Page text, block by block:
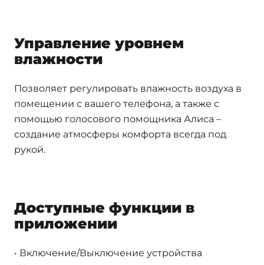
Управление уровнем
влажности
Позволяет регулировать влажность воздуха в
помещении с вашего телефона, а также с
помощью голосового помощника Алиса –
создание атмосферы комфорта всегда под
рукой.
Доступные функции в
приложении
• Включение/Выключение устройства